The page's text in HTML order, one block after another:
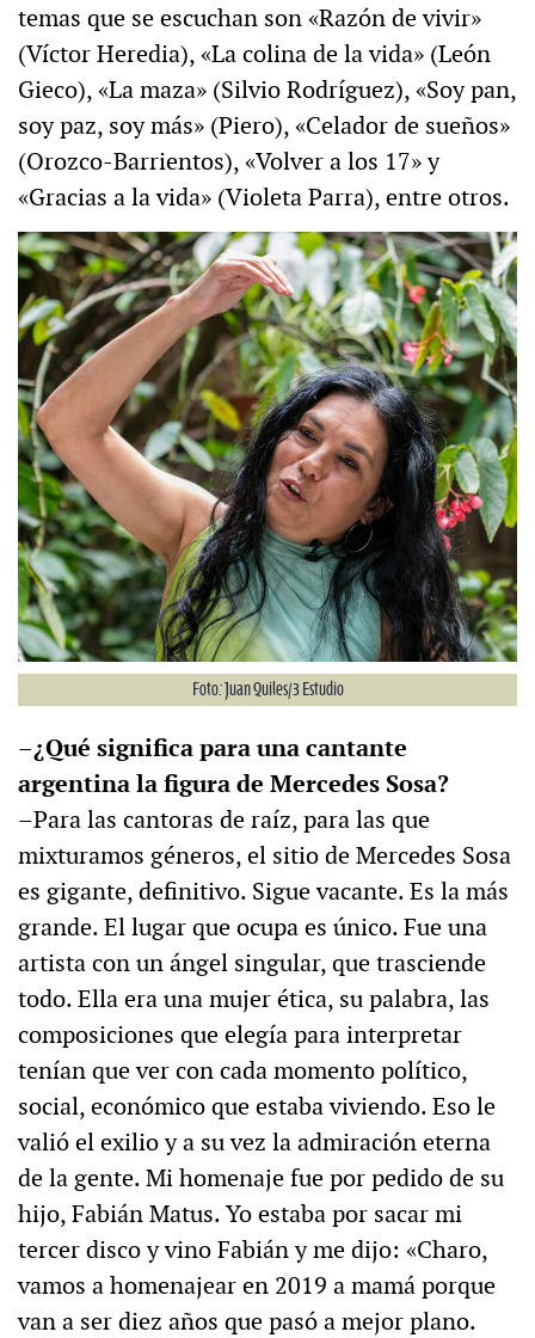
temas que se escuchan son «Razón de vivir»
(Víctor Heredia), «La colina de la vida» (León
Gieco), «La maza» (Silvio Rodríguez), «Soy pan,
soy paz, soy más» (Piero), «Celador de sueños»
(Orozco-Barrientos), «Volver a los 17» y
«Gracias a la vida» (Violeta Parra), entre otros.
Foto: Juan Quiles/3 Estudio
–¿Qué significa para una cantante
argentina la figura de Mercedes Sosa?
–Para las cantoras de raíz, para las que
mixturamos géneros, el sitio de Mercedes Sosa
es gigante, definitivo. Sigue vacante. Es la más
grande. El lugar que ocupa es único. Fue una
artista con un ángel singular, que trasciende
todo. Ella era una mujer ética, su palabra, las
composiciones que elegía para interpretar
tenían que ver con cada momento político,
social, económico que estaba viviendo. Eso le
valió el exilio y a su vez la admiración eterna
de la gente. Mi homenaje fue por pedido de su
hijo, Fabián Matus. Yo estaba por sacar mi
tercer disco y vino Fabián y me dijo: «Charo,
vamos a homenajear en 2019 a mamá porque
van a ser diez años que pasó a mejor plano.